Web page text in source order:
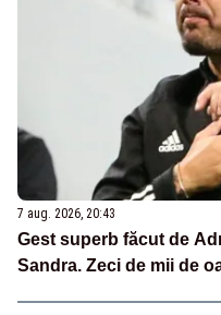
7 aug. 2026, 20:43
Gest superb făcut de
Sandra. Zeci de mii de